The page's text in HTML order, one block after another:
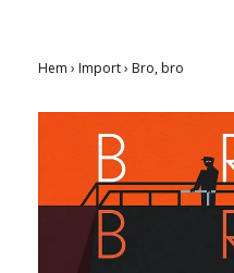
Hem › Import› Bro, bro